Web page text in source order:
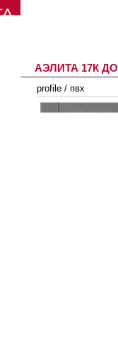
АЭЛИТА 17К ДО
profile / пвх